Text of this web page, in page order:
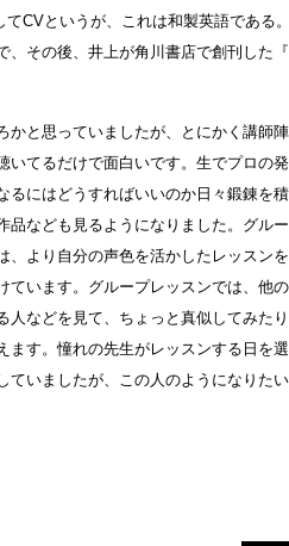
CVというが、これは和製英語である
その後、井上が角川書店で創刊した
と思っていましたが、とにかく講師
いてるだけで面白いです。生でプロの
にはどうすればいいのか日々鍛錬を
品なども見るようになりました。グル
、より自分の声色を活かしたレッスン
ています。グループレッスンでは、他
人などを見て、ちょっと真似してみた
す。憧れの先生がレッスンする日を
ていましたが、この人のようになりた